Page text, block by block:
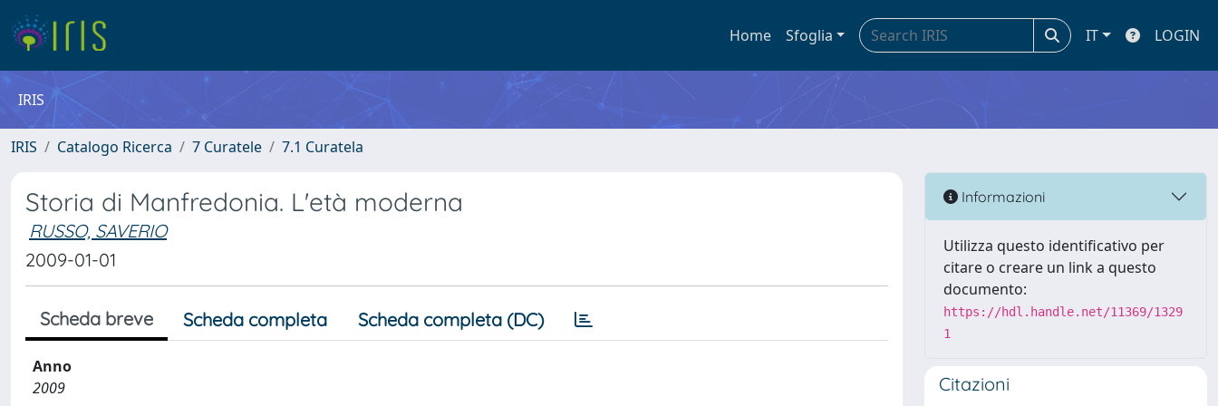
Home Sfoglia IT LOGIN
IRIS
IRIS Catalogo Ricerca 7 Curatele 7.1 Curatela
Storia di Manfredonia. L'età moderna
RUSSO, SAVERIO
2009-01-01
Scheda breve Scheda completa Scheda completa (DC)
Anno
2009
Informazioni
Utilizza questo identificativo per
citare o creare un link a questo
documento:
https://hdl.handle.net/11369/1329
1
Citazioni